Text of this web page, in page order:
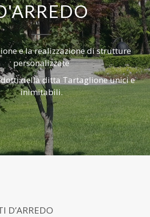
e la realizzazione di strutture
personalizzate
della ditta Tartaglione unici e
inimitabili.
D’ARREDO